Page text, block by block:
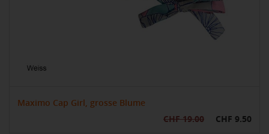
Maximo Cap Girl, grosse Blume
CHF 19.00
CHF 9.50